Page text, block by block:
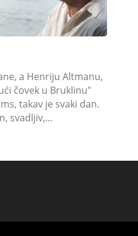
čovek u Bruklinu"
takav je svaki dan.
svadljiv,...